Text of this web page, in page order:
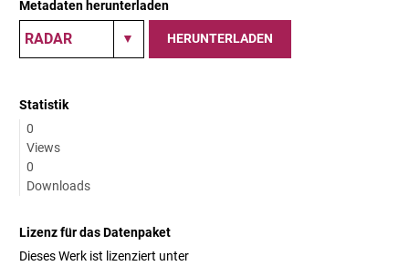
Metadaten herunterladen
HERUNTERLADEN
Statistik
0
Views
0
Downloads
Lizenz für das Datenpaket
Dieses Werk ist lizenziert unter